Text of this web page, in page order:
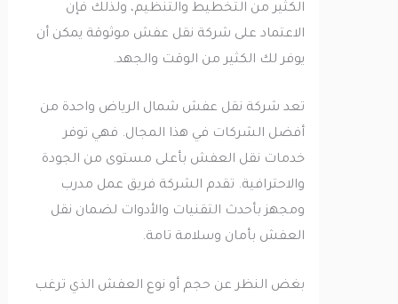
الكثير من التخطيط والتنظيم، ولذلك فإن
الاعتماد على شركة نقل عفش موثوقة يمكن أن
يوفر لك الكثير من الوقت والجهد.
تعد شركة نقل عفش شمال الرياض واحدة من
أفضل الشركات في هذا المجال. فهي توفر
خدمات نقل العفش بأعلى مستوى من الجودة
والاحترافية. تقدم الشركة فريق عمل مدرب
ومجهز بأحدث التقنيات والأدوات لضمان نقل
العفش بأمان وسلامة تامة.
بغض النظر عن حجم أو نوع العفش الذي ترغب